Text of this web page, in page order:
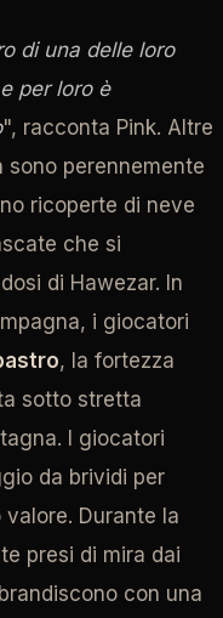
di una delle loro
per loro è
", racconta Pink. Altre
sono perennemente
ricoperte di neve
che si
di Hawezar. In
i giocatori
, la fortezza
sotto stretta
I giocatori
da brividi per
Durante la
presi di mira dai
con una